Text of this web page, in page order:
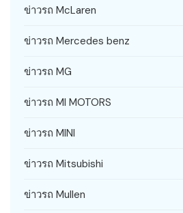
ข่าวรถ McLaren
ข่าวรถ Mercedes benz
ข่าวรถ MG
ข่าวรถ MI MOTORS
ข่าวรถ MINI
ข่าวรถ Mitsubishi
ข่าวรถ Mullen